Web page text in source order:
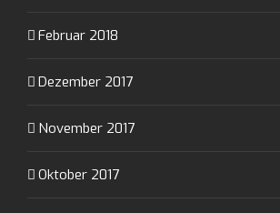
Februar 2018
Dezember 2017
November 2017
Oktober 2017